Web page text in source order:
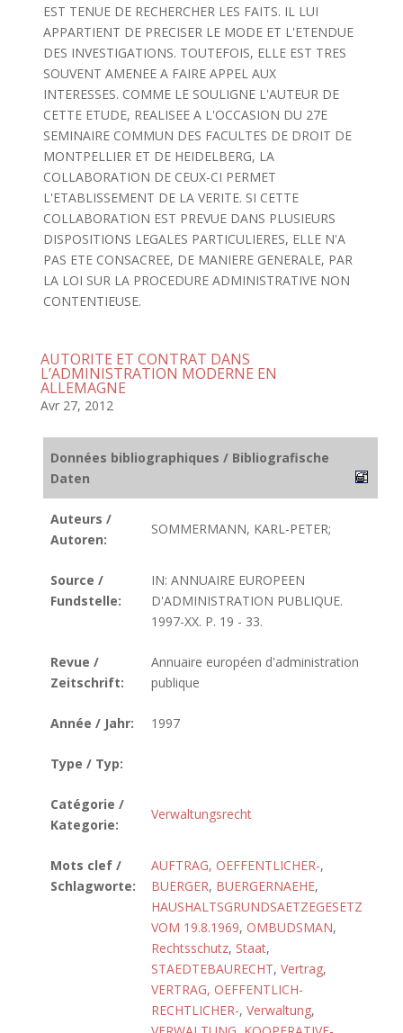
EST TENUE DE RECHERCHER LES FAITS. IL LUI
APPARTIENT DE PRECISER LE MODE ET L'ETENDUE
DES INVESTIGATIONS. TOUTEFOIS, ELLE EST TRES
SOUVENT AMENEE A FAIRE APPEL AUX
INTERESSES. COMME LE SOULIGNE L'AUTEUR DE
CETTE ETUDE, REALISEE A L'OCCASION DU 27E
SEMINAIRE COMMUN DES FACULTES DE DROIT DE
MONTPELLIER ET DE HEIDELBERG, LA
COLLABORATION DE CEUX-CI PERMET
L'ETABLISSEMENT DE LA VERITE. SI CETTE
COLLABORATION EST PREVUE DANS PLUSIEURS
DISPOSITIONS LEGALES PARTICULIERES, ELLE N'A
PAS ETE CONSACREE, DE MANIERE GENERALE, PAR
LA LOI SUR LA PROCEDURE ADMINISTRATIVE NON
CONTENTIEUSE.
AUTORITE ET CONTRAT DANS
L’ADMINISTRATION MODERNE EN
ALLEMAGNE
Avr 27, 2012
Données bibliographiques / Bibliografische
Daten
Auteurs /
Autoren:
SOMMERMANN, KARL-PETER;
Source /
Fundstelle:
IN: ANNUAIRE EUROPEEN
D'ADMINISTRATION PUBLIQUE.
1997-XX. P. 19 - 33.
Revue /
Zeitschrift:
Annuaire européen d'administration
publique
Année / Jahr: 1997
Type / Typ:
Catégorie /
Kategorie:
Verwaltungsrecht
Mots clef /
Schlagworte:
AUFTRAG, OEFFENTLICHER-,
BUERGER, BUERGERNAEHE,
HAUSHALTSGRUNDSAETZEGESETZ
VOM 19.8.1969, OMBUDSMAN,
Rechtsschutz, Staat,
STAEDTEBAURECHT, Vertrag,
VERTRAG, OEFFENTLICH-
RECHTLICHER-, Verwaltung,